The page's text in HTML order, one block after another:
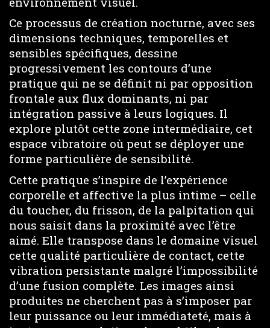
Ce processus de création nocturne, avec ses
dimensions techniques, temporelles et
sensibles spécifiques, dessine
progressivement les contours d’une
pratique qui ne se définit ni par opposition
frontale aux flux dominants, ni par
intégration passive à leurs logiques. Il
explore plutôt cette zone intermédiaire, cet
espace vibratoire où peut se déployer une
forme particulière de sensibilité.
Cette pratique s’inspire de l’expérience
corporelle et affective la plus intime – celle
du toucher, du frisson, de la palpitation qui
nous saisit dans la proximité avec l’être
aimé. Elle transpose dans le domaine visuel
cette qualité particulière de contact, cette
vibration persistante malgré l’impossibilité
d’une fusion complète. Les images ainsi
produites ne cherchent pas à s’imposer par
leur puissance ou leur immédiateté, mais à